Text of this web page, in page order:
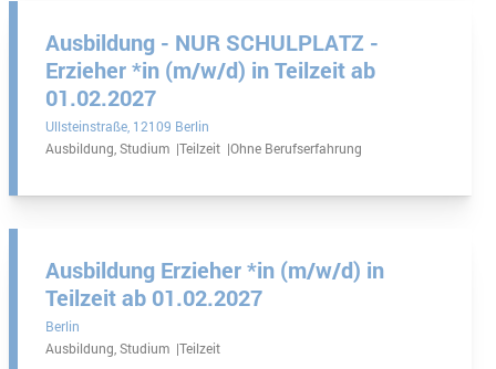
Ausbildung - NUR SCHULPLATZ -
Erzieher *in (m/w/d) in Teilzeit ab
01.02.2027
Ullsteinstraße 12109 Berlin
Ausbildung, Studium Teilzeit Ohne Berufserfahrung
Ausbildung Erzieher *in (m/w/d) in
Teilzeit ab 01.02.2027
Berlin
Ausbildung, Studium Teilzeit